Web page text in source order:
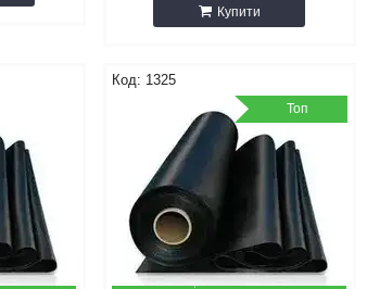
Купити
1325
Топ